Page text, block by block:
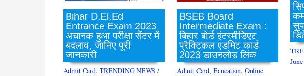
Bihar D.El.Ed
Entrance Exam 2023
अचानक हुआ परीक्षा सेंटर में
बदलाव, जानिए पूरी
जानकारी
Admit Card, TRENDING NEWS /
BSEB Board
Intermediate Exam :
बिहार बोर्ड इंटरमीडिएट
प्रैक्टिकल एडमिट कार्ड
2023 डाउनलोड लिंक
Admit Card, Education, Online